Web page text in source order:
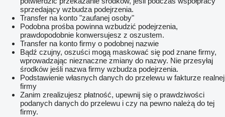
sprzedający wzbudza podejrzenia.
Transfer na konto "zaufanej osoby"
Podobna prośba powinna wzbudzić podejrzenia,
prawdopodobnie konwersujesz z oszustem.
Transfer na konto firmy o podobnej nazwie
Bądź czujny, oszuści mogą maskować się pod znane firmy,
wprowadzając nieznaczne zmiany do nazwy. Nie przesyłaj
środków jeśli nazwa firmy wzbudza podejrzenia.
Podstawienie własnych danych do przelewu w fakturze realnej
firmy
Zanim zrealizujesz płatność, upewnij się o prawdziwości
podanych danych do przelewu i czy na pewno należą do tej
firmy.